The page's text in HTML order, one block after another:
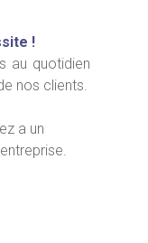
!
au quotidien
nos clients.
a un